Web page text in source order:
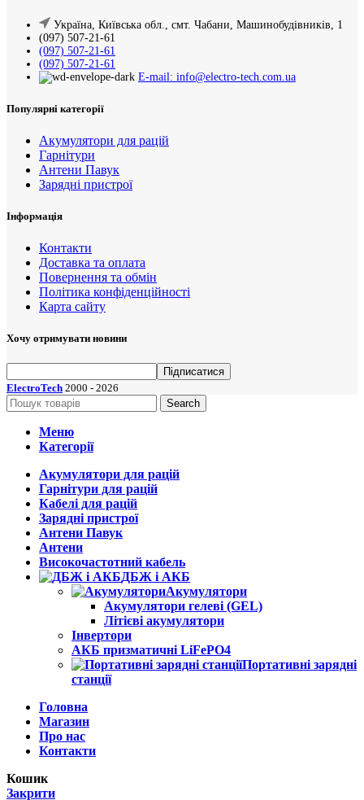
Україна, Київська обл., смт. Чабани, Машинобудівників, 1
(097) 507-21-61
(097) 507-21-61
(097) 507-21-61
E-mail: info@electro-tech.com.ua
Популярні категорії
Акумулятори для рацій
Гарнітури
Антени Павук
Зарядні пристрої
Інформація
Контакти
Доставка та оплата
Повернення та обмін
Політика конфіденційності
Карта сайту
Хочу отримувати новини
ElectroTech 2000 - 2026
Search
Меню
Категорії
Акумулятори для рацій
Гарнітури для рацій
Кабелі для рацій
Зарядні пристрої
Антени Павук
Антени
Високочастотний кабель
ДБЖ і АКБ
Акумулятори
Акумулятори гелеві (GEL)
Літієві акумулятори
Інвертори
АКБ призматичні LiFePO4
Портативні зарядні
станції
Головна
Магазин
Про нас
Контакти
Кошик
Закрити